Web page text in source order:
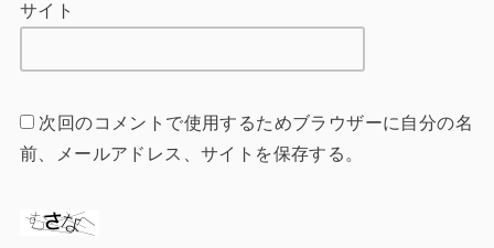
サイト
次回のコメントで使用するためブラウザーに自分の名
前、メールアドレス、サイトを保存する。